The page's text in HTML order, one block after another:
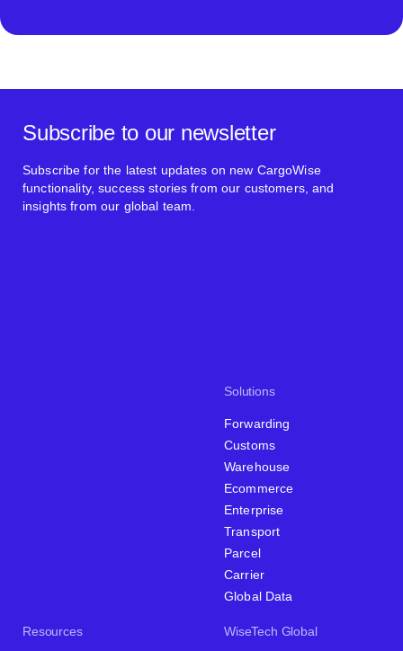
Solutions
Forwarding
Customs
Warehouse
Ecommerce
Enterprise
Transport
Parcel
Carrier
Global Data
Resources WiseTech Global
Subscribe to our newsletter
Subscribe for the latest updates on new CargoWise
functionality, success stories from our customers, and
insights from our global team.